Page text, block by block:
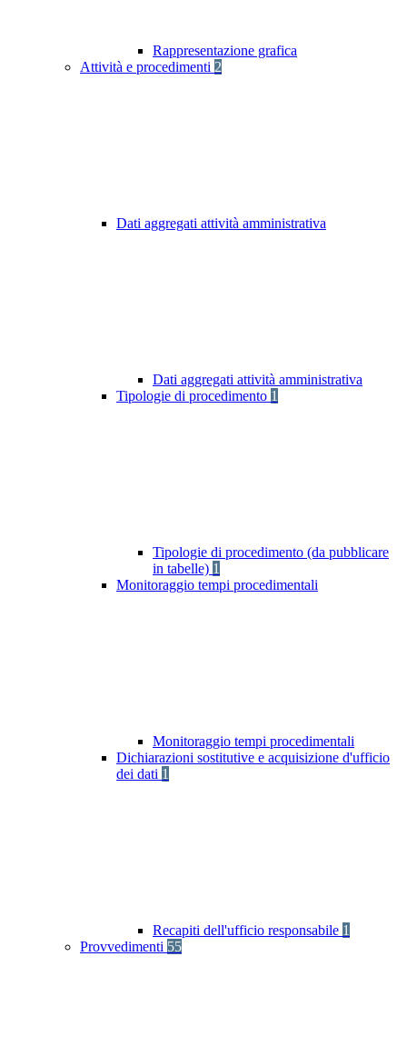
Rappresentazione grafica
Attività e procedimenti 2
Dati aggregati attività amministrativa
Dati aggregati attività amministrativa
Tipologie di procedimento 1
Tipologie di procedimento (da pubblicare
in tabelle) 1
Monitoraggio tempi procedimentali
Monitoraggio tempi procedimentali
Dichiarazioni sostitutive e acquisizione d'ufficio
dei dati 1
Recapiti dell'ufficio responsabile 1
Provvedimenti 55